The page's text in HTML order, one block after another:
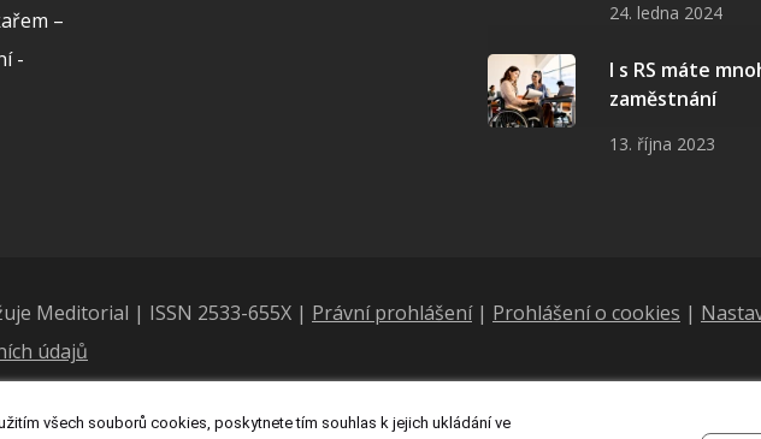
–
-
24. ledna 2024
I s RS máte
zaměstnání
13. října 2023
Meditorial | ISSN 2533-655X | Právní prohlášení| Prohlášení o cookies |
údajů
všech souborů cookies, poskytnete tím souhlas k jejich ukládání ve